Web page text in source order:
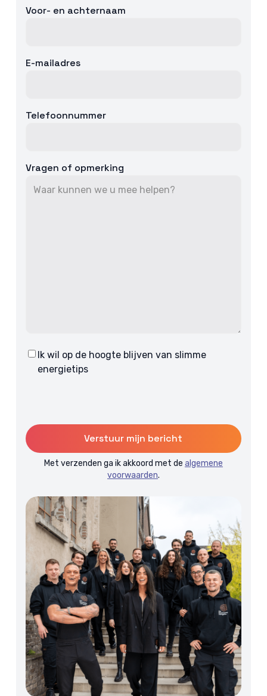
Voor- en achternaam
E-mailadres
Telefoonnummer
Vragen of opmerking
Consent
Ik wil op de hoogte blijven van slimme
energietips
Met verzenden ga ik akkoord met de algemene
voorwaarden.